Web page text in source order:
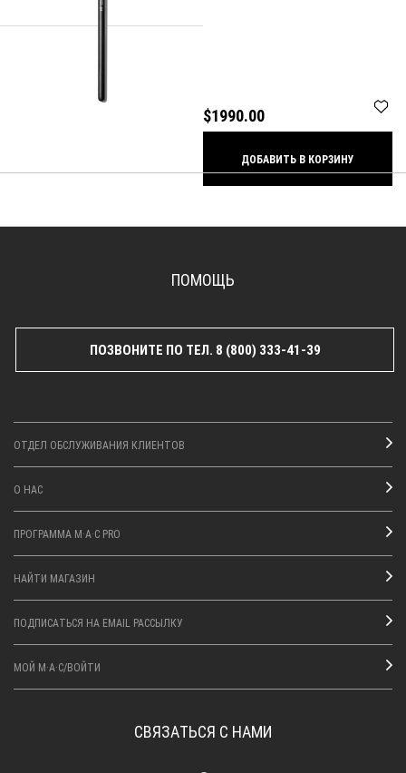
$1990.00
ДОБАВИТЬ В КОРЗИНУ
ПОМОЩЬ
ПОЗВОНИТЕ ПО ТЕЛ. 8 (800) 333-41-39
ОТДЕЛ ОБСЛУЖИВАНИЯ КЛИЕНТОВ
О НАС
ПРОГРАММА M·A·C PRO
НАЙТИ МАГАЗИН
ПОДПИСАТЬСЯ НА EMAIL РАССЫЛКУ
МОЙ M·A·C/ВОЙТИ
СВЯЗАТЬСЯ С НАМИ